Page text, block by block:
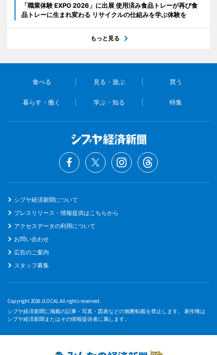
「職業体験 EXPO 2026」に出展 使用済み食品トレーが再び食
品トレーに生まれ変わる リサイクルの仕組みを学ぶ体験を
もっと見る
食べる 見る・遊ぶ 買う
暮らす・働く 学ぶ・知る 特集
シブヤ経済新聞について
プレスリリース・情報提供はこちらから
アクセスデータの利用について
お問い合わせ
広告のご案内
スタッフ募集
Copyright 2026 JLOCAL All rights reserved.
シブヤ経済新聞に掲載の記事・写真・図表などの無断転載を禁止します。 著作権は
シブヤ経済新聞またはその情報提供者に属します。